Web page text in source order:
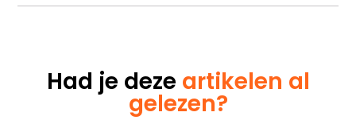
Had je deze artikelen al
gelezen?